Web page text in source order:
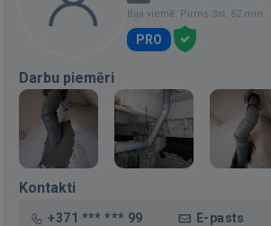
Bija vietnē: Pirms 3st. 52 min.
PRO
Darbu piemēri
Kontakti
+371 *** *** 99 E-pasts